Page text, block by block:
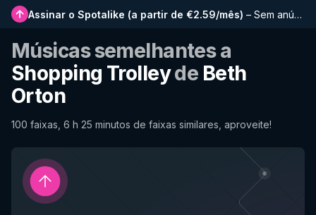
Assinar o Spotalike (a partir de €2.59/mês) – Sem anúncios, playlists mais longas, histórico completo e acesso antecipado a novos recursos
Músicas semelhantes a
Shopping Trolleyde Beth
Orton
100 faixas, 6 h 25 minutos de faixas similares, aproveite!